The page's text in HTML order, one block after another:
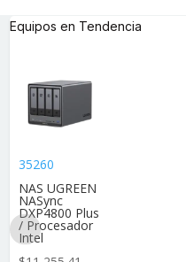
Equipos en Tendencia
35260
NAS UGREEN
NASync
DXP4800 Plus
/ Procesador
Intel